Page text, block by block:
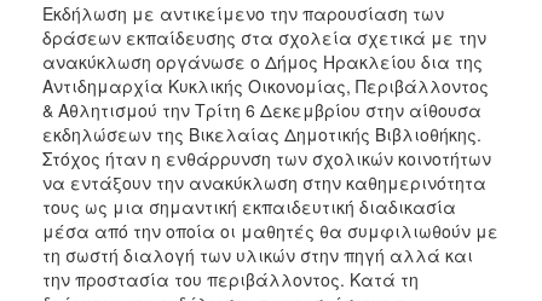
ΑΝΘΕΚΤΙΚΗ
ΠΟΛΗ
Εκδήλωση με αντικείμενο την παρουσίαση των
δράσεων εκπαίδευσης στα σχολεία σχετικά με την
ανακύκλωση οργάνωσε ο Δήμος Ηρακλείου δια της
Αντιδημαρχία Κυκλικής Οικονομίας, Περιβάλλοντος
& Αθλητισμού την Τρίτη 6 Δεκεμβρίου στην αίθουσα
εκδηλώσεων της Βικελαίας Δημοτικής Βιβλιοθήκης.
Στόχος ήταν η ενθάρρυνση των σχολικών κοινοτήτων
να εντάξουν την ανακύκλωση στην καθημερινότητα
τους ως μια σημαντική εκπαιδευτική διαδικασία
μέσα από την οποία οι μαθητές θα συμφιλιωθούν με
τη σωστή διαλογή των υλικών στην πηγή αλλά και
την προστασία του περιβάλλοντος. Κατά τη